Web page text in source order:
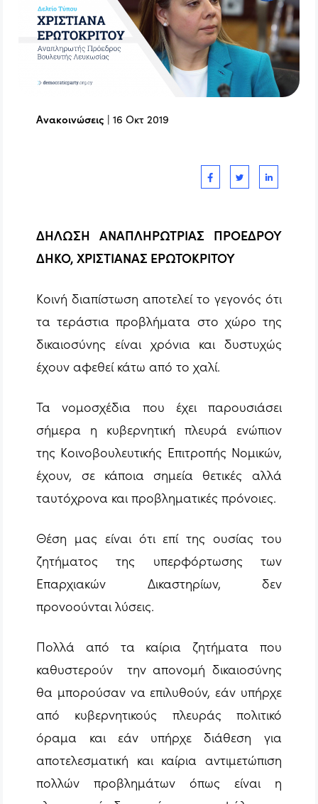
Ανακοινώσεις |16 Οκτ 2019
ΔΗΛΩΣΗ ΑΝΑΠΛΗΡΩΤΡΙΑΣ ΠΡΟΕΔΡΟΥ
ΔΗΚΟ, ΧΡΙΣΤΙΑΝΑΣ ΕΡΩΤΟΚΡΙΤΟΥ
Κοινή διαπίστωση αποτελεί το γεγονός ότι
τα τεράστια προβλήματα στο χώρο της
δικαιοσύνης είναι χρόνια και δυστυχώς
έχουν αφεθεί κάτω από το χαλί.
Τα νομοσχέδια που έχει παρουσιάσει
σήμερα η κυβερνητική πλευρά ενώπιον
της Κοινοβουλευτικής Επιτροπής Νομικών,
έχουν, σε κάποια σημεία θετικές αλλά
ταυτόχρονα και προβληματικές πρόνοιες.
Θέση μας είναι ότι επί της ουσίας του
ζητήματος της υπερφόρτωσης των
Επαρχιακών Δικαστηρίων, δεν
προνοούνται λύσεις.
Πολλά από τα καίρια ζητήματα που
καθυστερούν την απονομή δικαιοσύνης
θα μπορούσαν να επιλυθούν, εάν υπήρχε
από κυβερνητικούς πλευράς πολιτικό
όραμα και εάν υπήρχε διάθεση για
αποτελεσματική και καίρια αντιμετώπιση
πολλών προβλημάτων όπως είναι η